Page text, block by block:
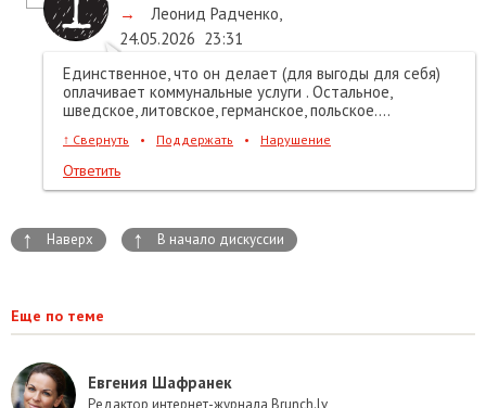
→
Леонид Радченко
24.05.2026 23:31
Единственное, что он делает (для выгоды для себя)
оплачивает коммунальные услуги . Остальное,
шведское, литовское, германское, польское....
↑ Свернуть • Поддержать • Нарушение
Ответить
↑ Наверх ↑ В начало дискуссии
Еще по теме
Евгения Шафранек